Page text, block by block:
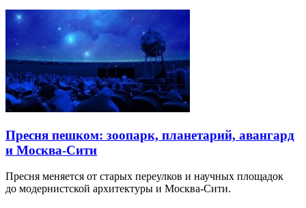
Пресня пешком: зоопарк, планетарий, авангард
и Москва-Сити
Пресня меняется от старых переулков и научных площадок
до модернистской архитектуры и Москва-Сити.